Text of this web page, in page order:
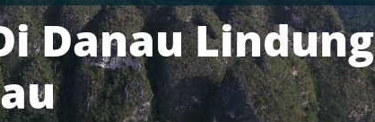
Danau Lindung